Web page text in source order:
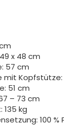
x 48 cm
57 cm
mit Kopfstütze:
51 cm
– 73 cm
135 kg
100 %